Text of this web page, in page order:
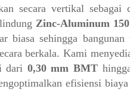
secara vertikal sebagai
Zinc-Aluminum
biasa sehingga
berkala. Kami
dari 0,30 mm BMT
efisiensi